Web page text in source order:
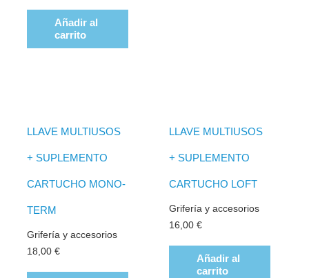
Añadir al
carrito
LLAVE MULTIUSOS
+ SUPLEMENTO
CARTUCHO MONO-
TERM
Grifería y accesorios
18,00€
LLAVE MULTIUSOS
+ SUPLEMENTO
CARTUCHO LOFT
Grifería y accesorios
16,00 €
Añadir al
carrito